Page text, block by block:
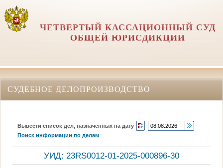
ЧЕТВЕРТЫЙ КАССАЦИОННЫЙ СУД
ОБЩЕЙ ЮРИСДИКЦИИ
СУДЕБНОЕ ДЕЛОПРОИЗВОДСТВО
Вывести список дел, назначенных на дату
Поиск информации по делам
УИД: 23RS0012-01-2025-000896-30